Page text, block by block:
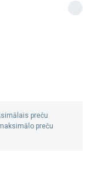
preču
preču